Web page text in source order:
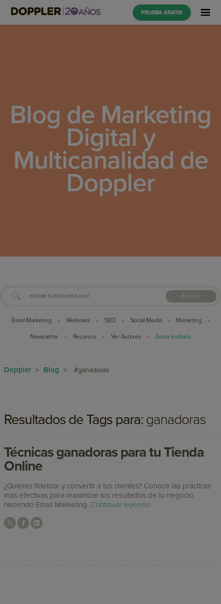
PRUEBA GRATIS
Blog de Marketing
Digital y
Multicanalidad de
Doppler
Buscar
Email Marketing • Webinars • SEO • Social Media • Marketing •
Newsletter • Recursos • Ver Autores • Autor Invitado
Doppler > Blog > #ganadoras
Resultados de Tags para: ganadoras
Técnicas ganadoras para tu Tienda
Online
¿Quieres fidelizar y convertir a tus clientes? Conoce las prácticas
más efectivas para maximizar los resultados de tu negocio
haciendo Email Marketing. Continuar leyendo